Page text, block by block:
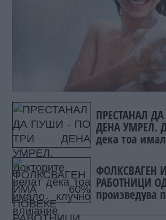
ПРЕСТАНАЛ
ДЕНА УМРЕЛ.
дека тоа
ФОЛКСВАГЕН
РАБОТНИЦИ
произведува
автомобили.